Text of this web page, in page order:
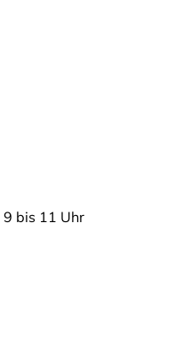
bis 11 Uhr